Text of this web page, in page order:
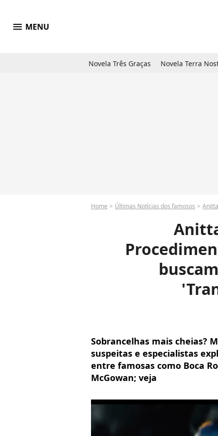
menu MENU
Novela Três Graças Novela Terra
Home Últimas Notícias dos famosos Anitta
Sobrancelhas mais cheias?
suspeitas e especialistas
entre famosas como Boca
McGowan; veja